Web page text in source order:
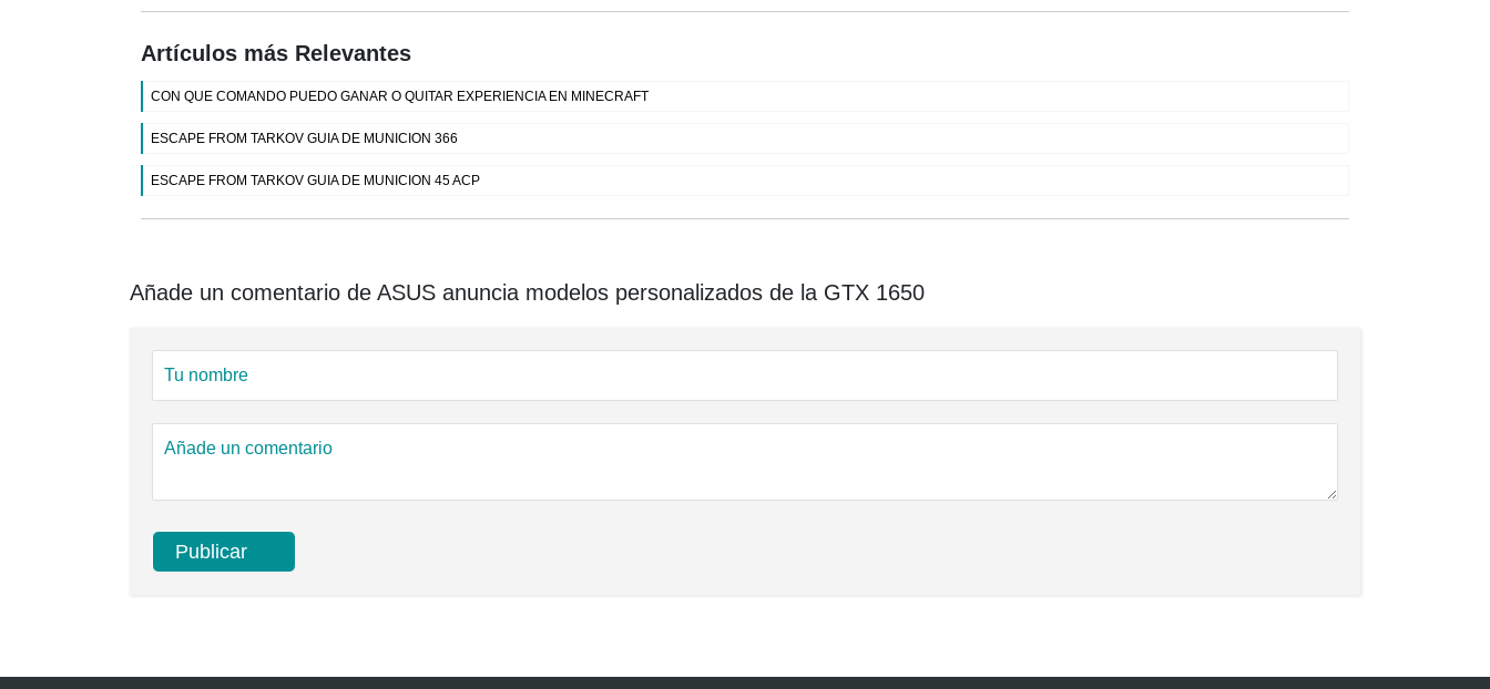
Artículos más Relevantes
CON QUE COMANDO PUEDO GANAR O QUITAR EXPERIENCIA EN MINECRAFT
ESCAPE FROM TARKOV GUIA DE MUNICION 366
ESCAPE FROM TARKOV GUIA DE MUNICION 45 ACP
Añade un comentario de ASUS anuncia modelos personalizados de la GTX 1650